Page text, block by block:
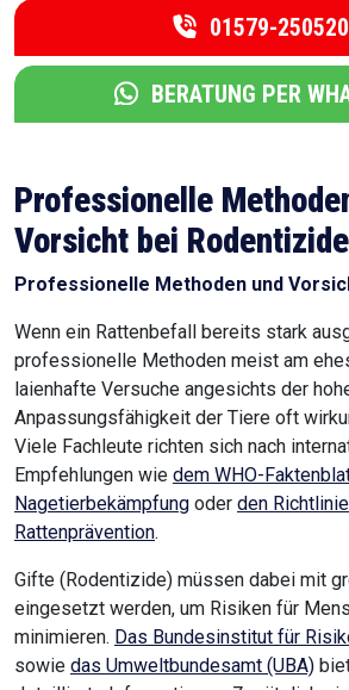
01579-
BERATUNG PER
Professionelle
Vorsicht bei
Professionelle Methoden und
Wenn ein Rattenbefall bereits stark
professionelle Methoden meist am
laienhafte Versuche angesichts der
Anpassungsfähigkeit der Tiere oft
Viele Fachleute richten sich nach
Empfehlungen wie dem WHO-
Nagetierbekämpfung oder den
Rattenprävention.
Gifte (Rodentizide) müssen dabei mit
eingesetzt werden, um Risiken für
minimieren. Das Bundesinstitut für
sowie das Umweltbundesamt (UBA)